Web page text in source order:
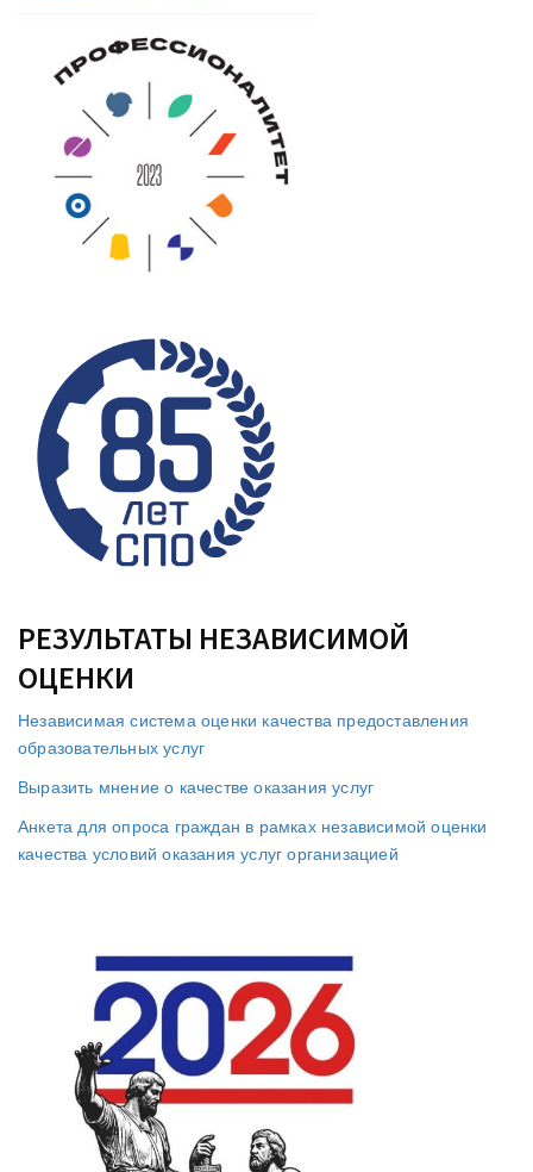
РЕЗУЛЬТАТЫ НЕЗАВИСИМОЙ
ОЦЕНКИ
Независимая система оценки качества предоставления
образовательных услуг
Выразить мнение о качестве оказания услуг
Анкета для опроса граждан в рамках независимой оценки
качества условий оказания услуг организацией